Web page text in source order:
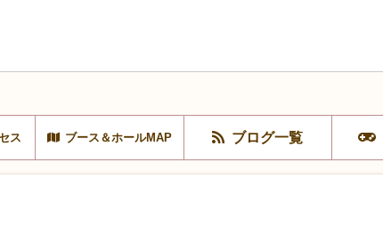
ス ブース＆ホールMAP ブログ一覧